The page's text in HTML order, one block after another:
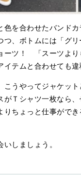
色を合わせたバンド
つ、ボトムには「グ
ーツ！ 「スーツよ
イテムと合わせても
こうやってジャケッ
Ｔシャツ一枚なら
りちょっと仕事がで
しましょう。